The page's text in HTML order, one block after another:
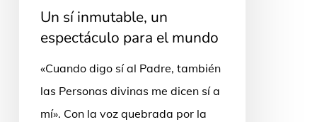
Un sí inmutable, un
espectáculo para el mundo
«Cuando digo sí al Padre, también
las Personas divinas me dicen sí a
mí». Con la voz quebrada por la